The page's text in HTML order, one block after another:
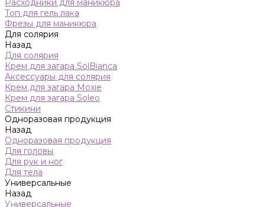
Расходники для маникюра
Топ для гель лака
Фрезы для маникюра
Для солярия
Назад
Для солярия
Крем для загара SolBianca
Аксессуары для солярия
Крем для загара Moxie
Крем для загара Soleo
Стикини
Одноразовая продукция
Назад
Одноразовая продукция
Для головы
Для рук и ног
Для тела
Универсальные
Назад
Универсальные